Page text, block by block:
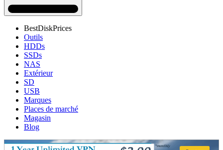
BestDiskPrices
Outils
HDDs
SSDs
NAS
Extérieur
SD
USB
Marques
Places de marché
Magasin
Blog